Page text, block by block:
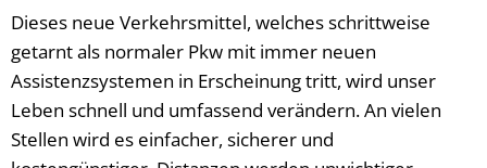
Dieses neue Verkehrsmittel, welches schrittweise
getarnt als normaler Pkw mit immer neuen
Assistenzsystemen in Erscheinung tritt, wird unser
Leben schnell und umfassend verändern. An vielen
Stellen wird es einfacher, sicherer und